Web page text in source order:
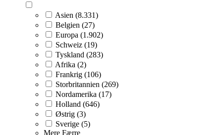
Asien (8.331)
Belgien (27)
Europa (1.902)
Schweiz (19)
Tyskland (283)
Afrika (2)
Frankrig (106)
Storbritannien (269)
Nordamerika (17)
Holland (646)
Østrig (3)
Sverige (5)
Mere Færre